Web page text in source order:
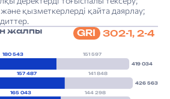
қызметкерлерді қайта даярлау;
жалпы
GRI 302-1, 2-4
180 543
426 563
419 034
157 487
165 043
151 597
141 848
144 298